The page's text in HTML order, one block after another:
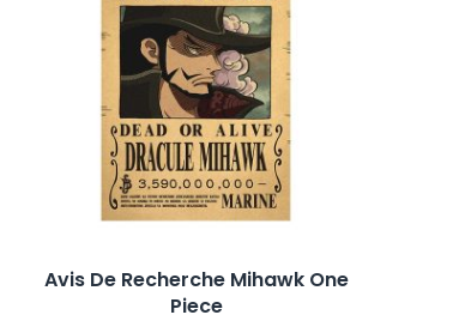
Avis De Recherche Mihawk One
Piece